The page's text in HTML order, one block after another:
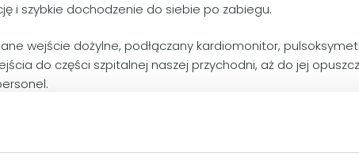
i szybkie dochodzenie do siebie po zabiegu.
wejście dożylne, podłączany kardiomonitor,
do części szpitalnej naszej przychodni, aż do jej